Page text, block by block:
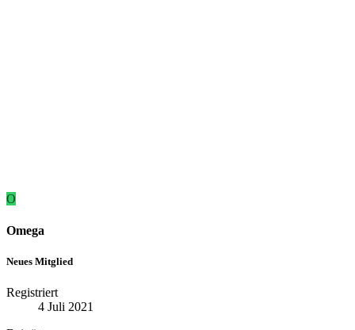
O
Omega
Neues Mitglied
Registriert
4 Juli 2021